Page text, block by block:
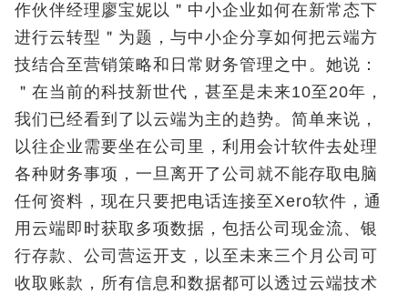
作伙伴经理廖宝妮以＂中小企业如何在新常态下
进行云转型＂为题，与中小企分享如何把云端方
技结合至营销策略和日常财务管理之中。她说：
＂在当前的科技新世代，甚至是未来10至20年，
我们已经看到了以云端为主的趋势。简单来说，
以往企业需要坐在公司里，利用会计软件去处理
各种财务事项，一旦离开了公司就不能存取电脑
任何资料，现在只要把电话连接至Xero软件，通
用云端即时获取多项数据，包括公司现金流、银
行存款、公司营运开支，以至未来三个月公司可
收取账款，所有信息和数据都可以透过云端技术